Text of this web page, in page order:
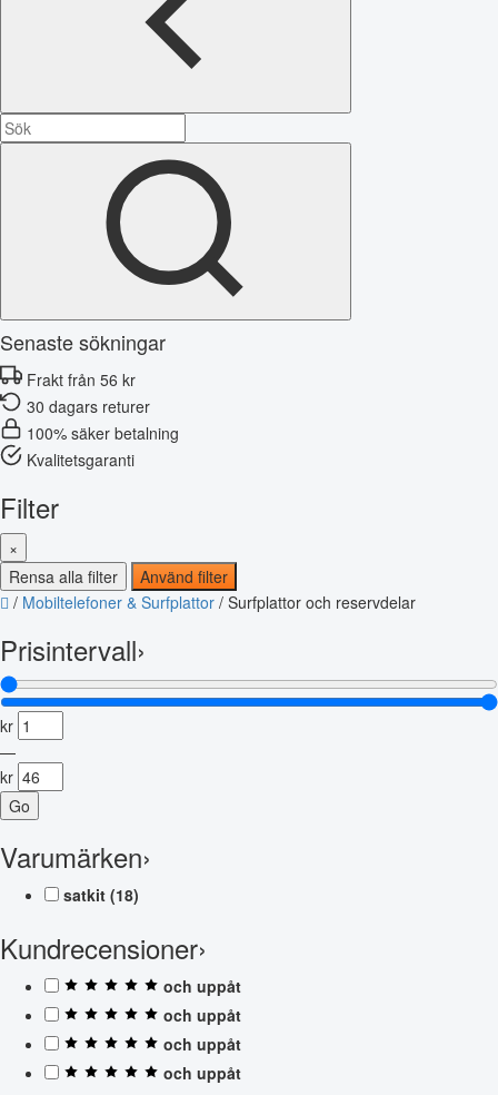
Senaste sökningar
Frakt från 56 kr
30 dagars returer
100% säker betalning
Kvalitetsgaranti
Filter
×
Rensa alla filter
Använd filter
/ Mobiltelefoner & Surfplattor / Surfplattor och reservdelar
Prisintervall›
kr
—
kr
Go
Varumärken›
satkit (18)
Kundrecensioner›
och uppåt
och uppåt
och uppåt
och uppåt